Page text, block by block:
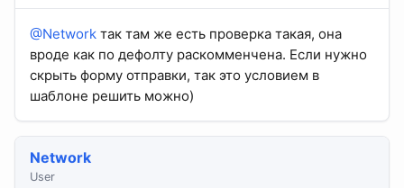
@Network так там же есть проверка такая, она
вроде как по дефолту раскомменчена. Если нужно
скрыть форму отправки, так это условием в
шаблоне решить можно)
Network
User